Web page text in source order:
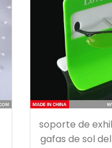
soporte de
gafas de sol